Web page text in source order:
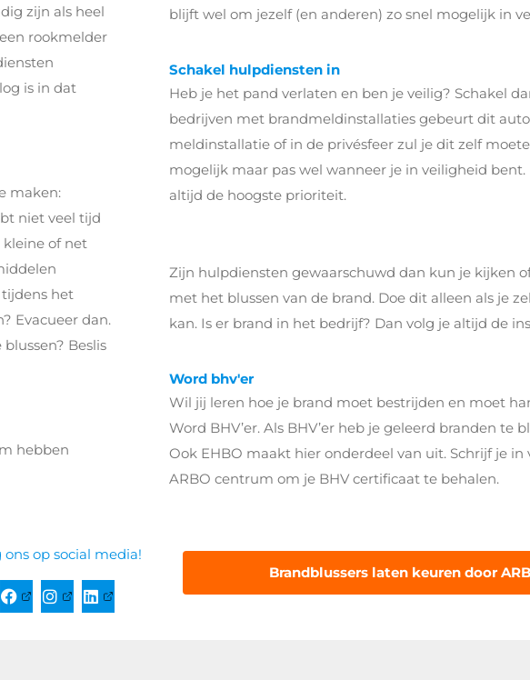
zijn als heel
rookmelder
is in dat
maken:
niet veel tijd
kleine of net
het
Evacueer dan.
Beslis
hebben
blijft wel om jezelf (en anderen) zo snel mogelijk in
Schakel hulpdiensten in
Heb je het pand verlaten en ben je veilig? Schakel
bedrijven met brandmeldinstallaties gebeurt dit
meldinstallatie of in de privésfeer zul je dit zelf
mogelijk maar pas wel wanneer je in veiligheid
altijd de hoogste prioriteit.
Zijn hulpdiensten gewaarschuwd dan kun je kijken
met het blussen van de brand. Doe dit alleen als je
kan. Is er brand in het bedrijf? Dan volg je altijd de
Word bhv'er
Wil jij leren hoe je brand moet bestrijden en moet
Word BHV’er. Als BHV’er heb je geleerd branden te
Ook EHBO maakt hier onderdeel van uit. Schrijf je in
ARBO centrum om je BHV certificaat te behalen.
ons op social media!
Brandblussers laten keuren door